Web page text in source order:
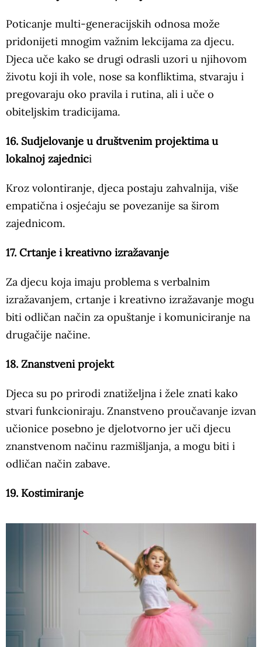
Poticanje multi-generacijskih odnosa može
pridonijeti mnogim važnim lekcijama za djecu.
Djeca uče kako se drugi odrasli uzori u njihovom
životu koji ih vole, nose sa konfliktima, stvaraju i
pregovaraju oko pravila i rutina, ali i uče o
obiteljskim tradicijama.
16. Sudjelovanje u društvenim projektima u
lokalnoj zajednici
Kroz volontiranje, djeca postaju zahvalnija, više
empatična i osjećaju se povezanije sa širom
zajednicom.
17. Crtanje i kreativno izražavanje
Za djecu koja imaju problema s verbalnim
izražavanjem, crtanje i kreativno izražavanje mogu
biti odličan način za opuštanje i komuniciranje na
drugačije načine.
18. Znanstveni projekt
Djeca su po prirodi znatiželjna i žele znati kako
stvari funkcioniraju. Znanstveno proučavanje izvan
učionice posebno je djelotvorno jer uči djecu
znanstvenom načinu razmišljanja, a mogu biti i
odličan način zabave.
19. Kostimiranje